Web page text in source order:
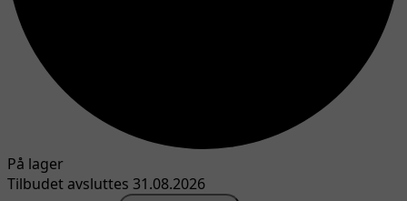
På lager
Tilbudet avsluttes 31.08.2026